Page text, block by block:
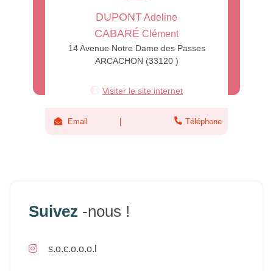
DUPONTAdeline
CABARÉ Clément
14 Avenue Notre Dame des Passes
ARCACHON (33120 )
Visiter le site internet
Email Téléphone
Suivez -nous !
s.o.c.o.o.o.l